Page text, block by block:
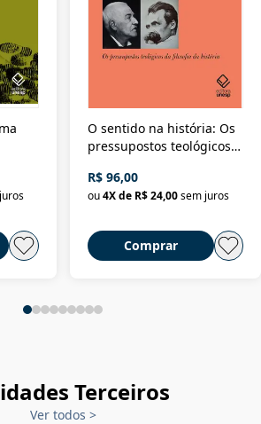
O sentido na história: Os
pressupostos teológicos
R$ 96,00
ou 4X de R$ 24,00 sem juros
Comprar
Terceiros
Ver todos >